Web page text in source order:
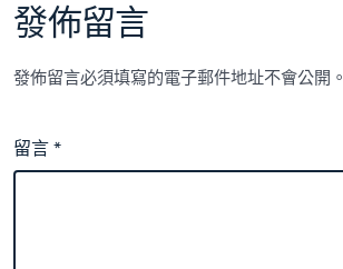
發佈留言
發佈留言必須填寫的電子郵件地址不會公開。
留言*